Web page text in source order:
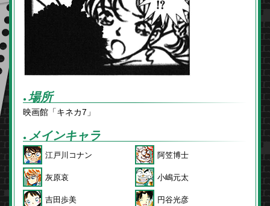
● メインキャラ
江戸川コナン 阿笠博士
灰原哀 小嶋元太
吉田歩美 円谷光彦
● 場所
映画館「キネカ7」